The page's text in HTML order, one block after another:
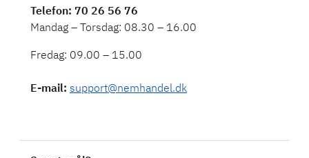
Telefon: 70 26 56 76
Mandag – Torsdag: 08.30 – 16.00
Fredag: 09.00 – 15.00
E-mail: support@nemhandel.dk